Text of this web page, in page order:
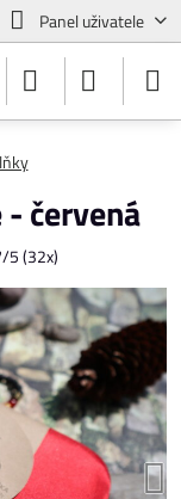
Panel uživatele
červená
/5(32x)